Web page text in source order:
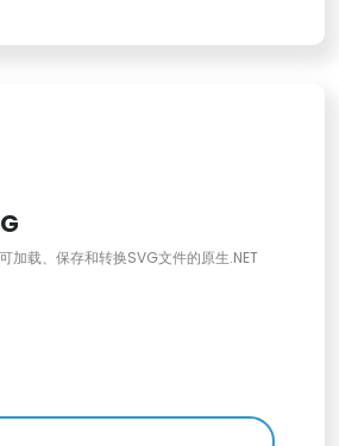
加载、保存和转换SVG文件的原生.NET